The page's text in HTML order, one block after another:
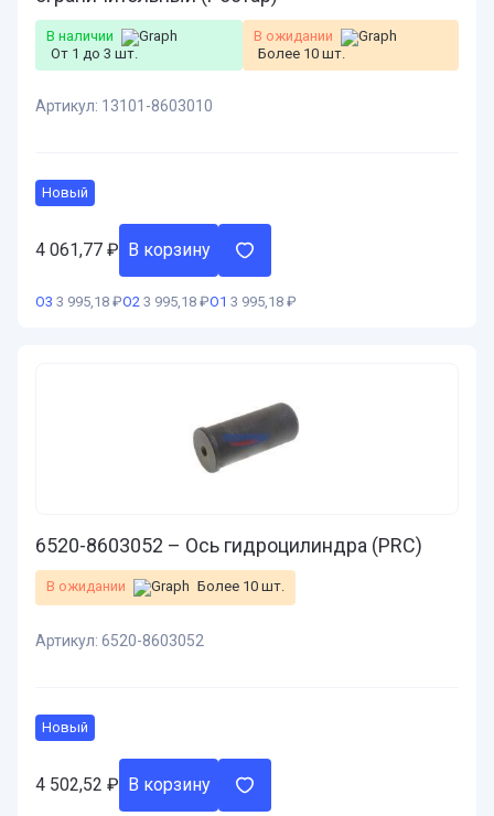
В наличии
От 1 до 3 шт.
В ожидании
Более 10 шт.
Артикул: 13101-8603010
Новый
4 061,77 ₽ В корзину
О3 3 995,18 ₽О2 3 995,18 ₽О1 3 995,18 ₽
6520-8603052 – Ось гидроцилиндра (PRC)
В ожидании Более 10 шт.
Артикул: 6520-8603052
Новый
4 502,52 ₽ В корзину